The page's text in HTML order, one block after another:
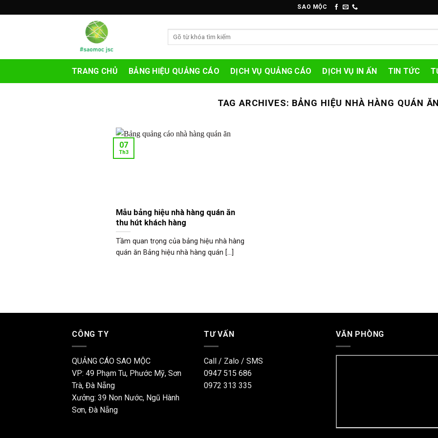
to
SAO MỘC
Search
TRANG CHỦ BẢNG HIỆU QUẢNG CÁO DỊCH VỤ QUẢNG CÁO DỊCH VỤ IN ẤN TIN TỨC
TAG ARCHIVES: BẢNG HIỆU NHÀ HÀNG QUÁN ĂN
Mẫu bảng hiệu nhà hàng quán ăn
thu hút khách hàng
Tầm quan trọng của bảng hiệu nhà hàng
quán ăn Bảng hiệu nhà hàng quán [...]
07
Th3
CÔNG TY
QUẢNG CÁO SAO MỘC
VP: 49 Phạm Tu, Phước Mỹ, Sơn
Trà, Đà Nẵng
Xưởng: 39 Non Nước, Ngũ Hành
Sơn, Đà Nẵng
TƯ VẤN
Call / Zalo / SMS
0947 515 686
0972 313 335
VĂN PHÒNG